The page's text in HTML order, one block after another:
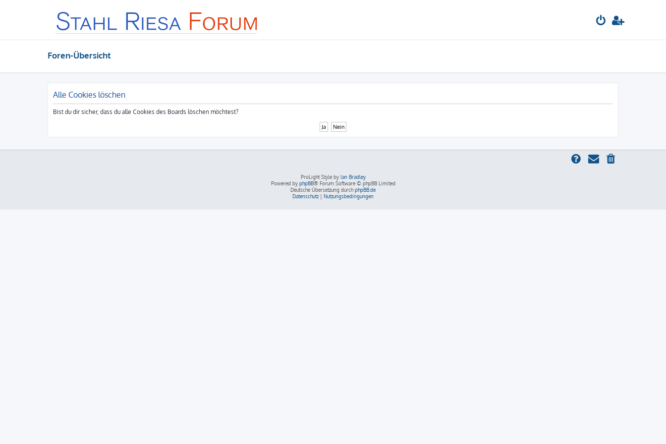
Foren-Übersicht
Alle Cookies löschen
Bist du dir sicher, dass du alle Cookies des Boards löschen möchtest?
ProLight Style by Ian Bradley
Powered by phpBB® Forum Software © phpBB Limited
Deutsche Übersetzung durch phpBB.de
Datenschutz | Nutzungsbedingungen